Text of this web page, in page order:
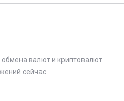
валют и криптовалют
сейчас